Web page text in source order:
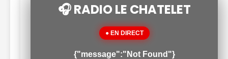
🎧 RADIO LE CHATELET
● EN DIRECT
{"message":"Not Found"}